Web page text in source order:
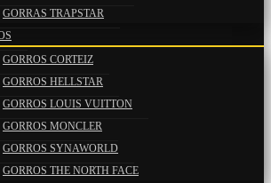
GORRAS TRAPSTAR
GORROS CORTEIZ
GORROS HELLSTAR
GORROS LOUIS VUITTON
GORROS MONCLER
GORROS SYNAWORLD
GORROS THE NORTH FACE